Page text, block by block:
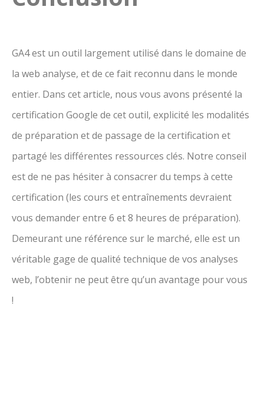
GA4 est un outil largement utilisé dans le domaine de
la web analyse, et de ce fait reconnu dans le monde
entier. Dans cet article, nous vous avons présenté la
certification Google de cet outil, explicité les modalités
de préparation et de passage de la certification et
partagé les différentes ressources clés. Notre conseil
est de ne pas hésiter à consacrer du temps à cette
certification (les cours et entraînements devraient
vous demander entre 6 et 8 heures de préparation).
Demeurant une référence sur le marché, elle est un
véritable gage de qualité technique de vos analyses
web, l’obtenir ne peut être qu’un avantage pour vous
!